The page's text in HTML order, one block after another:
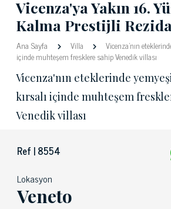
Vicenza'ya Yakın 16.
Kalma Prestijli
Ana Sayfa Villa
Vicenza'nın
içinde muhteşem fresklere sahip Venedik villası
Vicenza'nın eteklerinde
kırsalı içinde muhteşem
Venedik villası
Ref | 8554
Lokasyon
Veneto